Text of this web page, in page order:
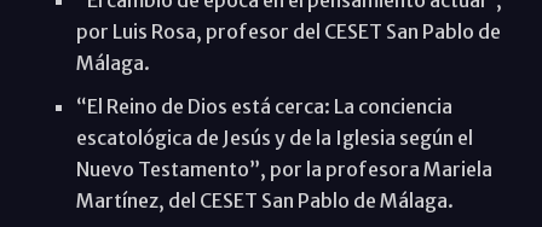
por Luis Rosa, profesor del CESET San Pablo de
Málaga.
“El Reino de Dios está cerca: La conciencia
escatológica de Jesús y de la Iglesia según el
Nuevo Testamento”, por la profesora Mariela
Martínez, del CESET San Pablo de Málaga.